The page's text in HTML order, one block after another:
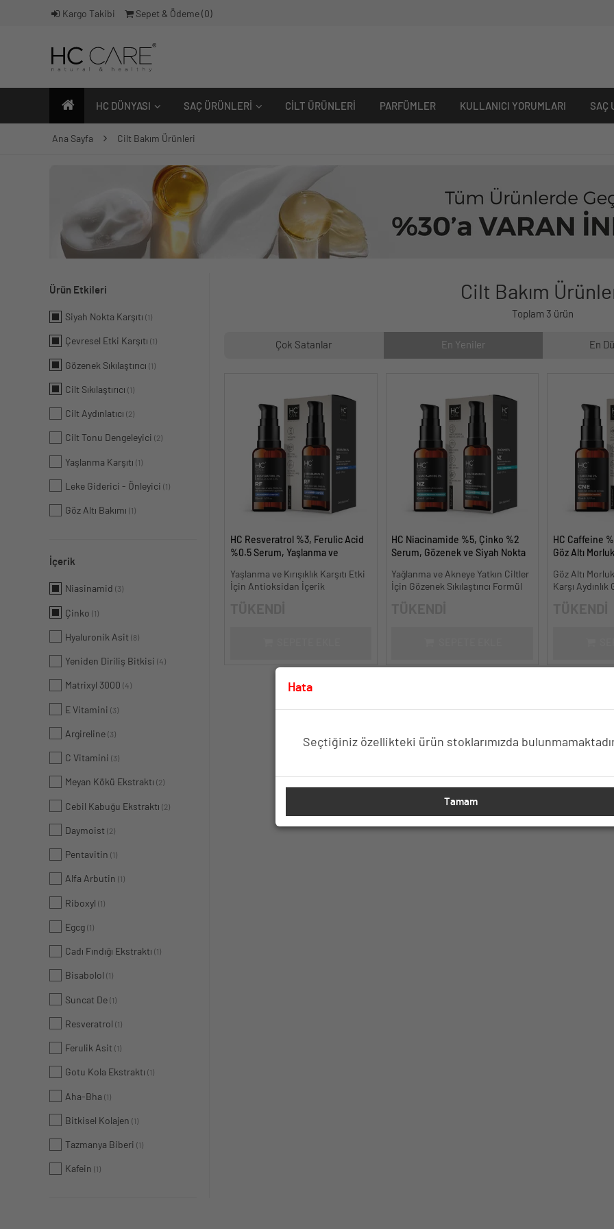
Kargo Takibi Sepet & Ödeme ( 0 )
HC DÜNYASI SAÇ ÜRÜNLERI CILT ÜRÜNLERI PARFÜMLER KULLANICI YORUMLARI SAÇ
Ana Sayfa Cilt Bakım Ürünleri
Ürün Etkileri
Siyah Nokta Karşıtı (1)
Çevresel Etki Karşıtı (1)
Gözenek Sıkılaştırıcı (1)
Cilt Sıkılaştırıcı (1)
Cilt Aydınlatıcı (2)
Cilt Tonu Dengeleyici (2)
Yaşlanma Karşıtı (1)
Leke Giderici - Önleyici (1)
Göz Altı Bakımı (1)
İçerik
Niasinamid (3)
Çinko (1)
Hyaluronik Asit (8)
Yeniden Diriliş Bitkisi (4)
Matrixyl 3000 (4)
E Vitamini (3)
Argireline (3)
C Vitamini (3)
Meyan Kökü Ekstraktı (2)
Cebil Kabuğu Ekstraktı (2)
Daymoist (2)
Pentavitin (1)
Alfa Arbutin (1)
Riboxyl (1)
Egcg (1)
Cadı Fındığı Ekstraktı (1)
Bisabolol (1)
Suncat De (1)
Resveratrol (1)
Ferulik Asit (1)
Gotu Kola Ekstraktı (1)
Aha-Bha (1)
Bitkisel Kolajen (1)
Tazmanya Biberi (1)
Kafein (1)
Cilt Bakım
Toplam 3 ürün
Çok Satanlar En Yeniler En
HC Resveratrol %3, Ferulic Acid
%0.5 Serum, Yaşlanma ve
Yaşlanma ve Kırışıklık Karşıtı Etki
İçin Antioksidan İçerik
HC Niacinamide %5, Çinko %2
Serum, Gözenek ve Siyah Nokta
- 30 ml.
Yağlanma ve Akneye Yatkın Ciltler
İçin Gözenek Sıkılaştırıcı Formül
HC Caffeine
Göz Altı
Göz Altı
Karşı
Hata
Seçtiğiniz özellikteki ürün stoklarımızda
Tamam